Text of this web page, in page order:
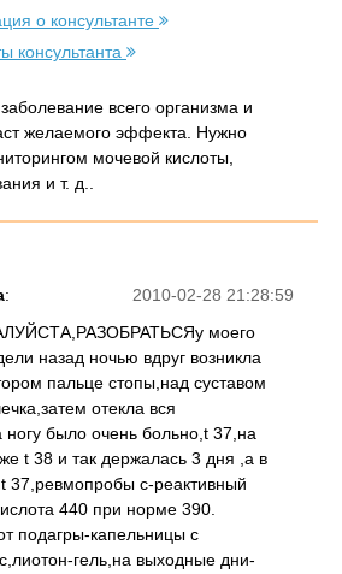
о консультанте
консультанта
всего организма и
желаемого эффекта. Нужно
мочевой кислоты,
и т. д..
2010-02-28 21:28:59
:
моего
назад ночью вдруг возникла
пальце стопы,над суставом
отекла вся
ногу было очень больно,t 37,на
t 38 и так держалась 3 дня ,а в
37,ревмопробы с-реактивный
440 при норме 390.
подагры-капельницы с
гель,на выходные дни-